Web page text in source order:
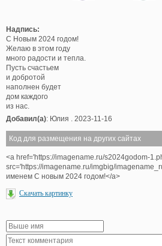
Надпись:
С Новым 2024 годом!
Желаю в этом году
много радости и тепла.
Пусть счастьем
и добротой
наполнен будет
дом каждого
из нас.
Добавил(а): Юлия . 2023-11-16
Код для размещения на других сайтах
<a href='https://imagename.ru/s2024godom-
src='https://imagename.ru/imgbig/
именем С новым 2024 годом!</a>
Скачать картинку